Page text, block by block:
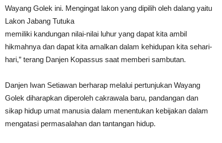
Wayang Golek ini. Mengingat lakon yang dipilih oleh dalang yaitu
Lakon Jabang Tutuka
memiliki kandungan nilai-nilai luhur yang dapat kita ambil
hikmahnya dan dapat kita amalkan dalam kehidupan kita sehari-
hari,” terang Danjen Kopassus saat memberi sambutan.
Danjen Iwan Setiawan berharap melalui pertunjukan Wayang
Golek diharapkan diperoleh cakrawala baru, pandangan dan
sikap hidup umat manusia dalam menentukan kebijakan dalam
mengatasi permasalahan dan tantangan hidup.